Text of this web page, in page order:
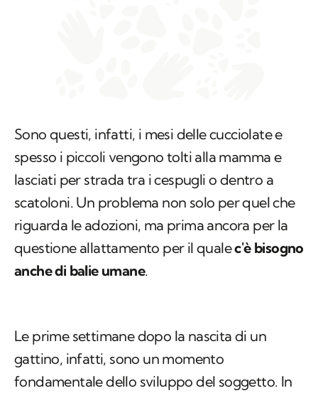
Sono questi, infatti, i mesi delle cucciolate e
spesso i piccoli vengono tolti alla mamma e
lasciati per strada tra i cespugli o dentro a
scatoloni. Un problema non solo per quel che
riguarda le adozioni, ma prima ancora per la
questione allattamento per il qualec'è bisogno
anche di balie umane.
Le prime settimane dopo la nascita di un
gattino, infatti, sono un momento
fondamentale dello sviluppo del soggetto. In